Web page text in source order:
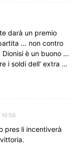
darà un premio
… non contro
Dionisi è un buono …
i soldi dell’ extra …
pres li incentiverà